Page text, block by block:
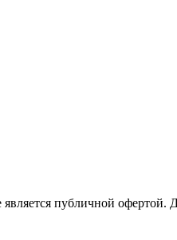
публичной